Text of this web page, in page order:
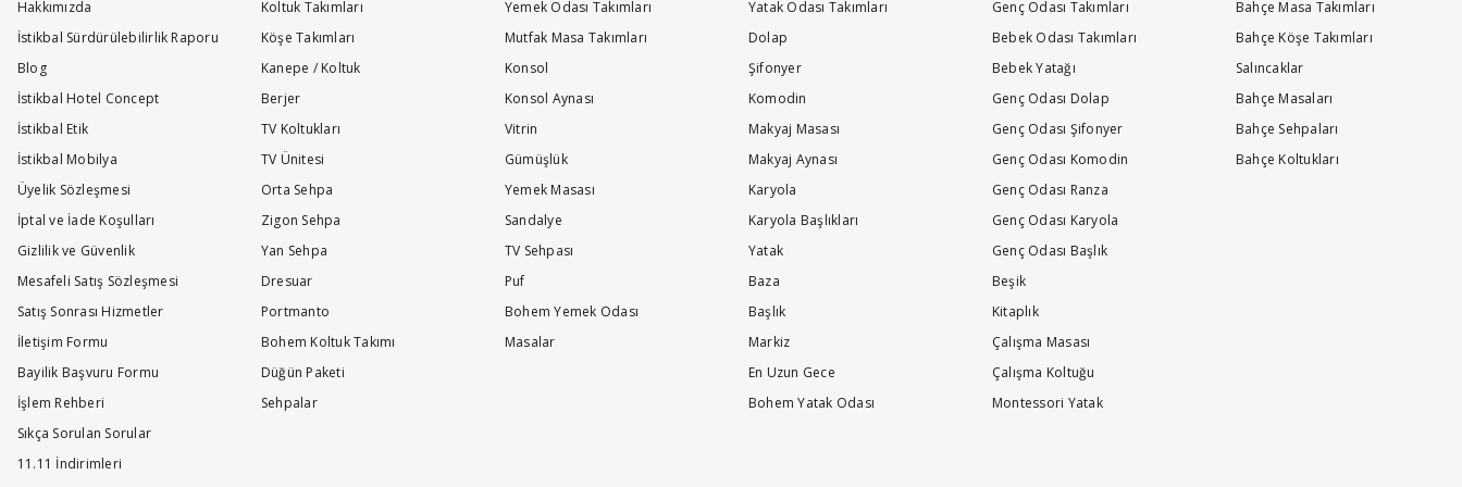
Hakkımızda
İstikbal Sürdürülebilirlik Raporu
Blog
İstikbal Hotel Concept
İstikbal Etik
İstikbal Mobilya
Üyelik Sözleşmesi
İptal ve İade Koşulları
Gizlilik ve Güvenlik
Mesafeli Satış Sözleşmesi
Satış Sonrası Hizmetler
İletişim Formu
Bayilik Başvuru Formu
İşlem Rehberi
Sıkça Sorulan Sorular
11.11 İndirimleri
Koltuk Takımları
Köşe Takımları
Kanepe / Koltuk
Berjer
TV Koltukları
TV Ünitesi
Orta Sehpa
Zigon Sehpa
Yan Sehpa
Dresuar
Portmanto
Bohem Koltuk Takımı
Düğün Paketi
Sehpalar
Yemek Odası Takımları
Mutfak Masa Takımları
Konsol
Konsol Aynası
Vitrin
Gümüşlük
Yemek Masası
Sandalye
TV Sehpası
Puf
Bohem Yemek Odası
Masalar
Yatak Odası Takımları
Dolap
Şifonyer
Komodin
Makyaj Masası
Makyaj Aynası
Karyola
Karyola Başlıkları
Yatak
Baza
Başlık
Markiz
En Uzun Gece
Bohem Yatak Odası
Genç Odası Takımları
Bebek Odası Takımları
Bebek Yatağı
Genç Odası Dolap
Genç Odası Şifonyer
Genç Odası Komodin
Genç Odası Ranza
Genç Odası Karyola
Genç Odası Başlık
Beşik
Kitaplık
Çalışma Masası
Çalışma Koltuğu
Montessori Yatak
Bahçe Masa Takımları
Bahçe Köşe Takımları
Salıncaklar
Bahçe Masaları
Bahçe Sehpaları
Bahçe Koltukları